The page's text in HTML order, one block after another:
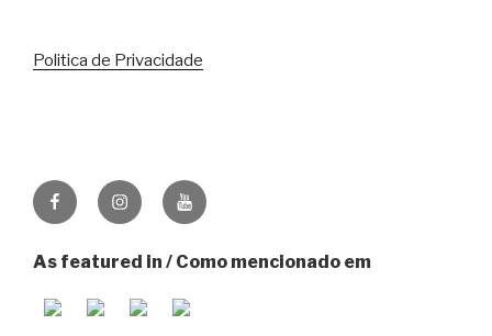
Politica de Privacidade
FacebookInstagramYoutube
As featured in / Como mencionado em